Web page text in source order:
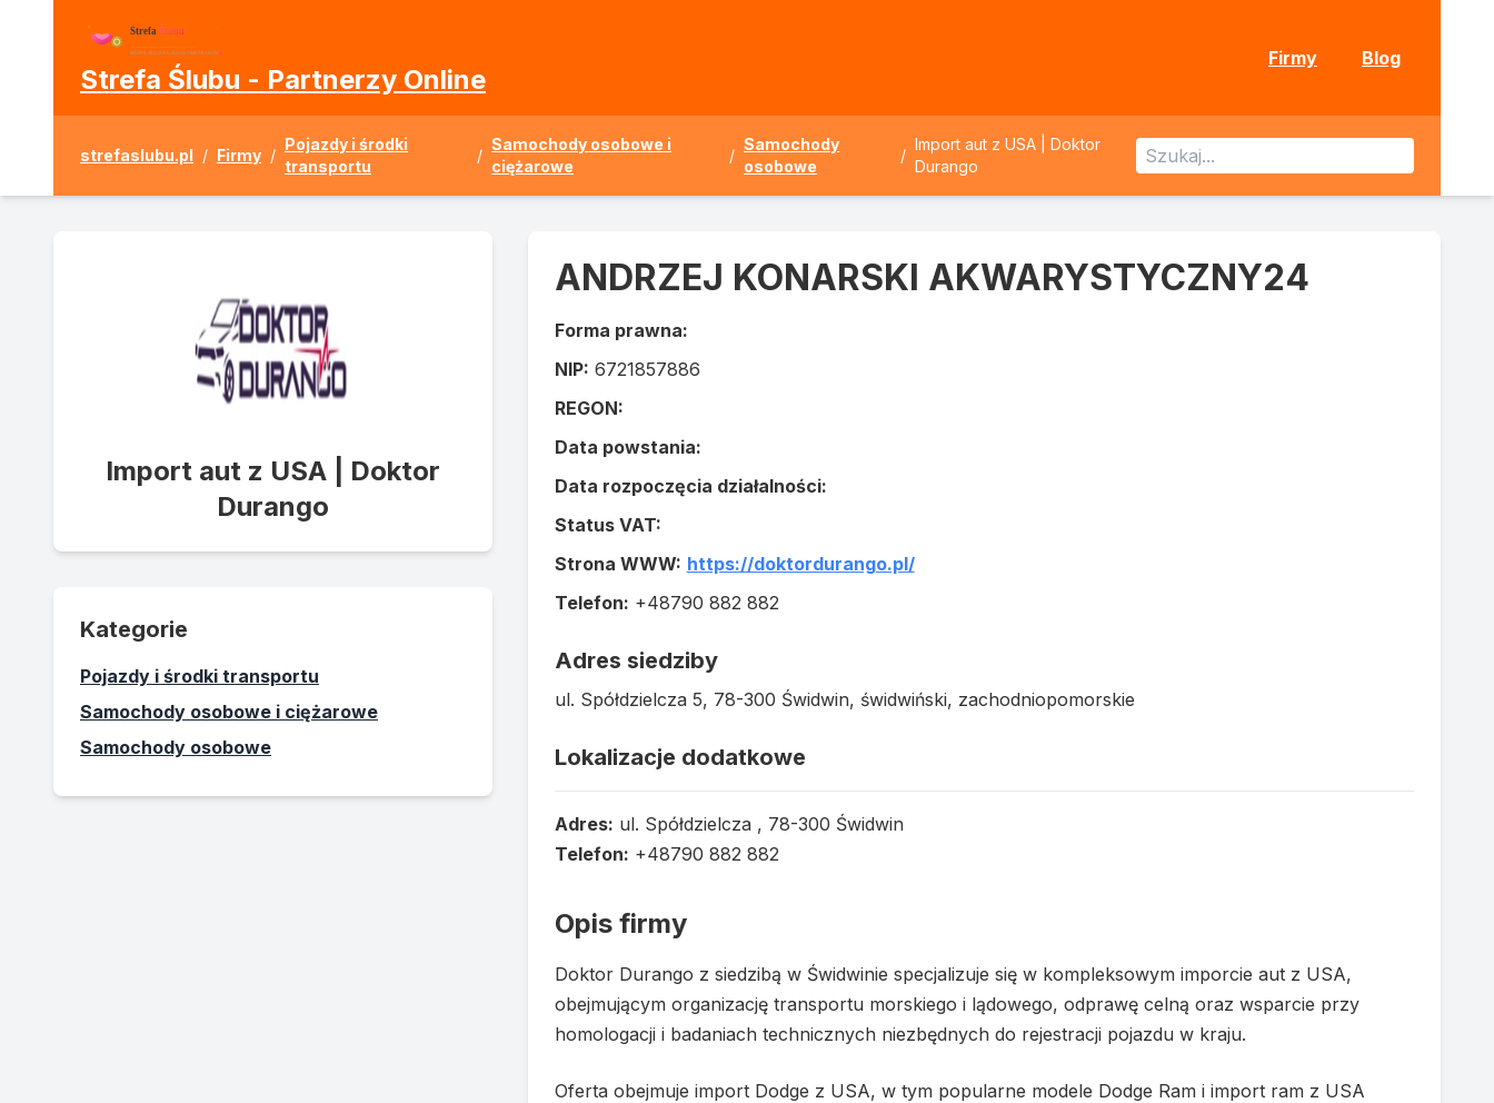
Strefa Ślubu - Partnerzy Online
Firmy Blog
strefaslubu.pl / Firmy /
Pojazdy i środki
transportu
/
Samochody osobowe i
ciężarowe
/
Samochody
osobowe
/
Import aut z USA | Doktor
Durango
Import aut z USA | Doktor
Durango
Kategorie
Pojazdy i środki transportu
Samochody osobowe i ciężarowe
Samochody osobowe
ANDRZEJ KONARSKI AKWARYSTYCZNY24
Forma prawna:
NIP: 6721857886
REGON:
Data powstania:
Data rozpoczęcia działalności:
Status VAT:
Strona WWW: https://doktordurango.pl/
Telefon: +48790 882 882‬
Adres siedziby
ul. Spółdzielcza 5, 78-300 Świdwin, świdwiński, zachodniopomorskie
Lokalizacje dodatkowe
Adres: ul. Spółdzielcza , 78-300 Świdwin
Telefon: +48790 882 882‬
Opis firmy
Doktor Durango z siedzibą w Świdwinie specjalizuje się w kompleksowym imporcie aut z USA,
obejmującym organizację transportu morskiego i lądowego, odprawę celną oraz wsparcie przy
homologacji i badaniach technicznych niezbędnych do rejestracji pojazdu w kraju.
Oferta obejmuje import Dodge z USA, w tym popularne modele Dodge Ram i import ram z USA